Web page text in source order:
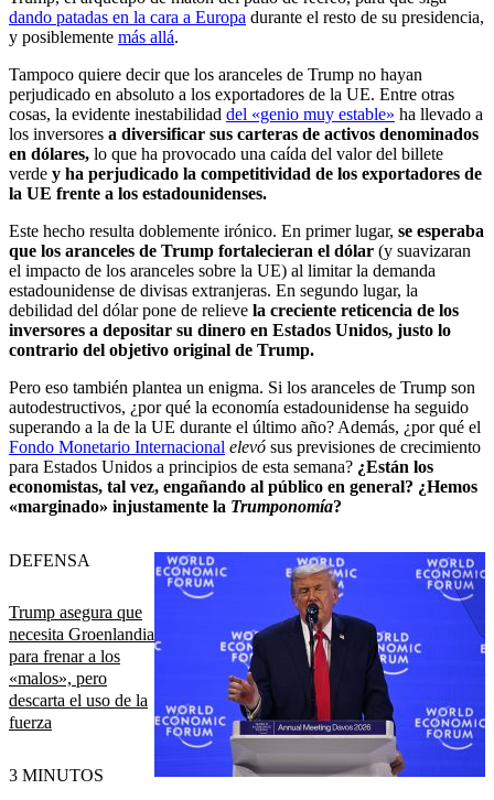
dando patadas en la cara a Europa durante el resto de su presidencia,
y posiblemente más allá.
Tampoco quiere decir que los aranceles de Trump no hayan
perjudicado en absoluto a los exportadores de la UE. Entre otras
cosas, la evidente inestabilidad del «genio muy estable» ha llevado a
los inversores a diversificar sus carteras de activos denominados
en dólares, lo que ha provocado una caída del valor del billete
verde y ha perjudicado la competitividad de los exportadores de
la UE frente a los estadounidenses.
Este hecho resulta doblemente irónico. En primer lugar, se esperaba
que los aranceles de Trump fortalecieran el dólar (y suavizaran
el impacto de los aranceles sobre la UE) al limitar la demanda
estadounidense de divisas extranjeras. En segundo lugar, la
debilidad del dólar pone de relieve la creciente reticencia de los
inversores a depositar su dinero en Estados Unidos, justo lo
contrario del objetivo original de Trump.
Pero eso también plantea un enigma. Si los aranceles de Trump son
autodestructivos, ¿por qué la economía estadounidense ha seguido
superando a la de la UE durante el último año? Además, ¿por qué el
Fondo Monetario Internacional elevó sus previsiones de crecimiento
para Estados Unidos a principios de esta semana? ¿Están los
economistas, tal vez, engañando al público en general? ¿Hemos
«marginado» injustamente la Trumponomía?
Trump asegura que
necesita Groenlandia
para frenar a los
«malos», pero
descarta el uso de la
fuerza
DEFENSA
3 MINUTOS